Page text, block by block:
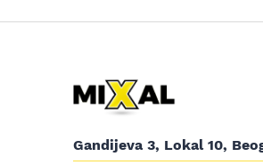
Gandijeva 3, Lokal 10,